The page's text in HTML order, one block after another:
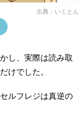
出典： いくとん
し、実際は読み取
けでした。
ルフレジは真逆の